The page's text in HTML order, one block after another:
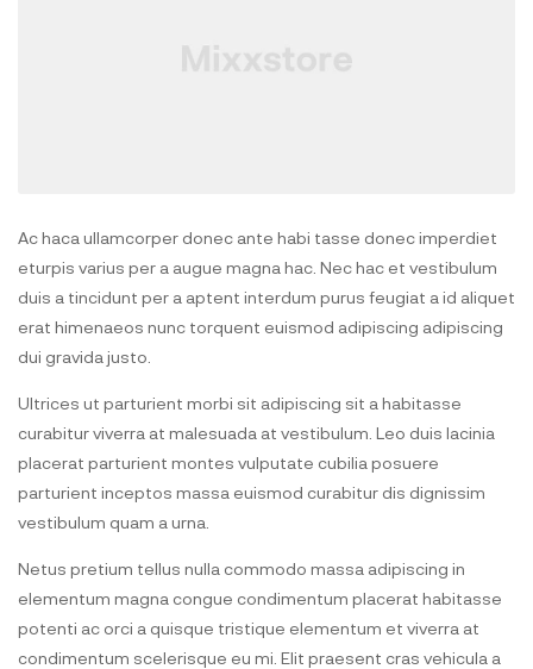
Ac haca ullamcorper donec ante habi tasse donec imperdiet
eturpis varius per a augue magna hac. Nec hac et vestibulum
duis a tincidunt per a aptent interdum purus feugiat a id aliquet
erat himenaeos nunc torquent euismod adipiscing adipiscing
dui gravida justo.
Ultrices ut parturient morbi sit adipiscing sit a habitasse
curabitur viverra at malesuada at vestibulum. Leo duis lacinia
placerat parturient montes vulputate cubilia posuere
parturient inceptos massa euismod curabitur dis dignissim
vestibulum quam a urna.
Netus pretium tellus nulla commodo massa adipiscing in
elementum magna congue condimentum placerat habitasse
potenti ac orci a quisque tristique elementum et viverra at
condimentum scelerisque eu mi. Elit praesent cras vehicula a